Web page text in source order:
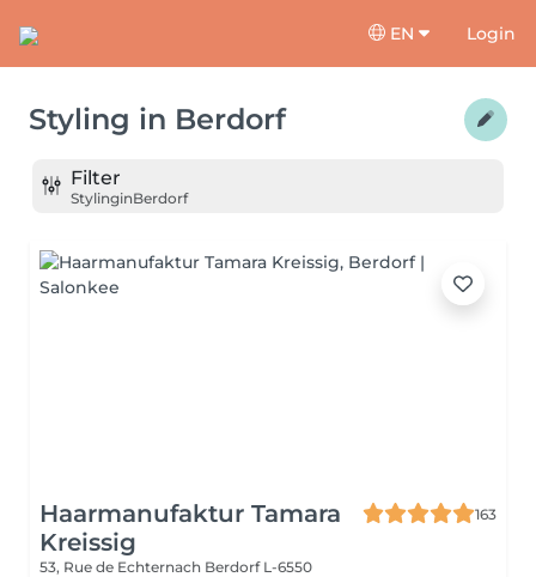
EN Login
Styling in Berdorf
Filter
StylinginBerdorf
Haarmanufaktur Tamara
Kreissig
163
53, Rue de Echternach Berdorf L-6550